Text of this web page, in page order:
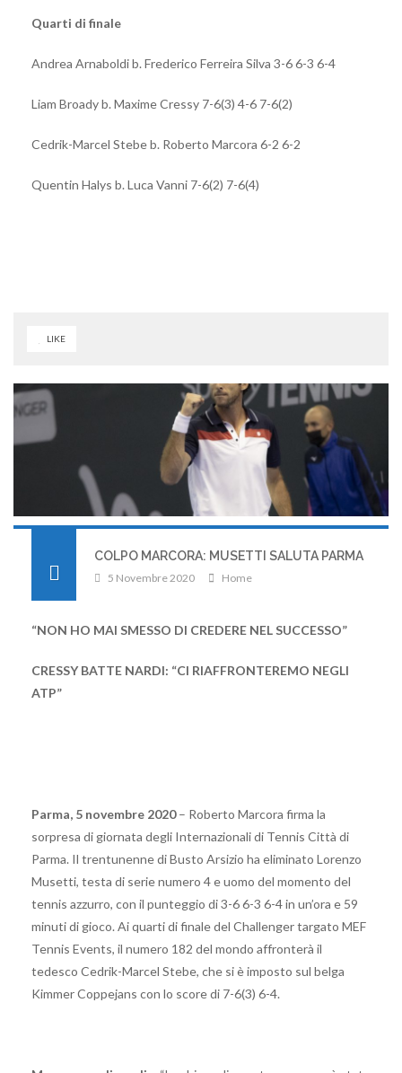
Quarti di finale
Andrea Arnaboldi b. Frederico Ferreira Silva 3-6 6-3 6-4
Liam Broady b. Maxime Cressy 7-6(3) 4-6 7-6(2)
Cedrik-Marcel Stebe b. Roberto Marcora 6-2 6-2
Quentin Halys b. Luca Vanni 7-6(2) 7-6(4)
LIKE
COLPO MARCORA: MUSETTI SALUTA PARMA
5 Novembre 2020 Home
“NON HO MAI SMESSO DI CREDERE NEL SUCCESSO”
CRESSY BATTE NARDI: “CI RIAFFRONTEREMO NEGLI
ATP”
Parma, 5 novembre 2020– Roberto Marcora firma la
sorpresa di giornata degli Internazionali di Tennis Città di
Parma. Il trentunenne di Busto Arsizio ha eliminato Lorenzo
Musetti, testa di serie numero 4 e uomo del momento del
tennis azzurro, con il punteggio di 3-6 6-3 6-4 in un’ora e 59
minuti di gioco. Ai quarti di finale del Challenger targato MEF
Tennis Events, il numero 182 del mondo affronterà il
tedesco Cedrik-Marcel Stebe, che si è imposto sul belga
Kimmer Coppejans con lo score di 7-6(3) 6-4.